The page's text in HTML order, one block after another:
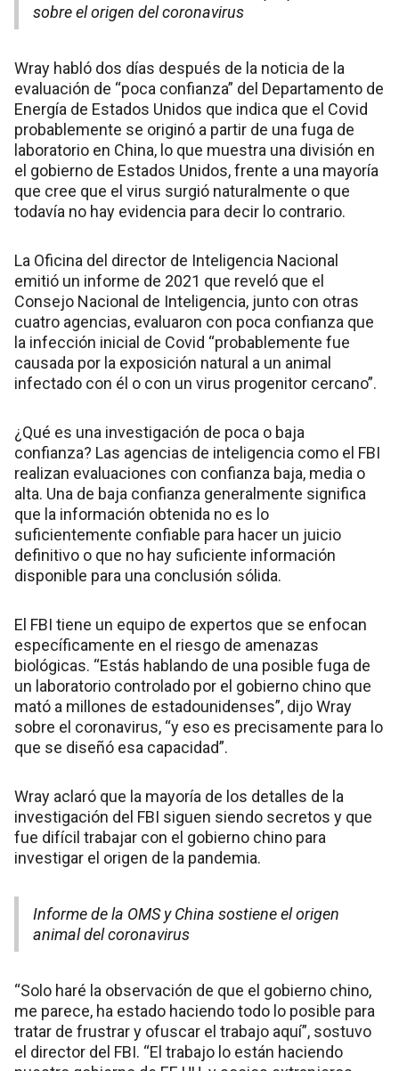
sobre el origen del coronavirus
Wray habló dos días después de la noticia de la
evaluación de “poca confianza” del Departamento de
Energía de Estados Unidos que indica que el Covid
probablemente se originó a partir de una fuga de
laboratorio en China, lo que muestra una división en
el gobierno de Estados Unidos, frente a una mayoría
que cree que el virus surgió naturalmente o que
todavía no hay evidencia para decir lo contrario.
La Oficina del director de Inteligencia Nacional
emitió un informe de 2021 que reveló que el
Consejo Nacional de Inteligencia, junto con otras
cuatro agencias, evaluaron con poca confianza que
la infección inicial de Covid “probablemente fue
causada por la exposición natural a un animal
infectado con él o con un virus progenitor cercano”.
¿Qué es una investigación de poca o baja
confianza? Las agencias de inteligencia como el FBI
realizan evaluaciones con confianza baja, media o
alta. Una de baja confianza generalmente significa
que la información obtenida no es lo
suficientemente confiable para hacer un juicio
definitivo o que no hay suficiente información
disponible para una conclusión sólida.
El FBI tiene un equipo de expertos que se enfocan
específicamente en el riesgo de amenazas
biológicas. “Estás hablando de una posible fuga de
un laboratorio controlado por el gobierno chino que
mató a millones de estadounidenses”, dijo Wray
sobre el coronavirus, “y eso es precisamente para lo
que se diseñó esa capacidad”.
Wray aclaró que la mayoría de los detalles de la
investigación del FBI siguen siendo secretos y que
fue difícil trabajar con el gobierno chino para
investigar el origen de la pandemia.
Informe de la OMS y China sostiene el origen
animal del coronavirus
“Solo haré la observación de que el gobierno chino,
me parece, ha estado haciendo todo lo posible para
tratar de frustrar y ofuscar el trabajo aquí”, sostuvo
el director del FBI. “El trabajo lo están haciendo